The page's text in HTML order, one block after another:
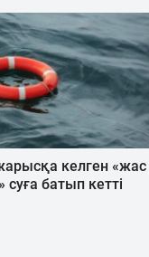
келген «жас
батып кетті